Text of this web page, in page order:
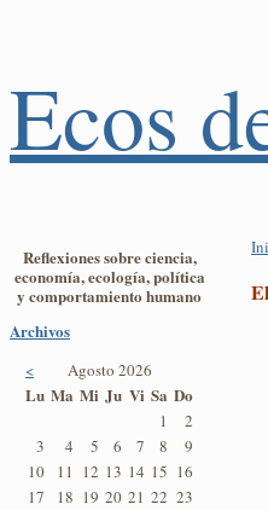
Ecos
Reflexiones sobre ciencia,
economía, ecología, política
y comportamiento humano
Archivos
< Agosto 2026
Lu Ma Mi Ju Vi Sa Do
1
2
3
4 5 6 7 8
9
10
11 12 13 14 15 16
17
18 19 20 21 22 23